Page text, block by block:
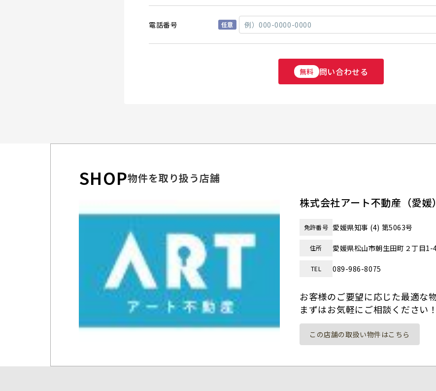
電話番号 任意
無料 問い合わせる
SHOP物件を取り扱う店舗
株式会社アート不動産（愛媛）
免許番号 愛媛県知事 (4) 第5063号
住所 愛媛県松山市朝生田町２丁目1-
TEL 089-986-8075
お客様のご要望に応じた最適な
まずはお気軽にご相談ください！
この店舗の取扱い物件はこちら